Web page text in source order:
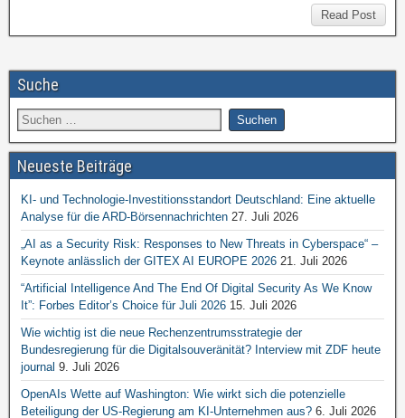
Read Post
Suche
Neueste Beiträge
KI- und Technologie-Investitionsstandort Deutschland: Eine aktuelle
Analyse für die ARD-Börsennachrichten 27. Juli 2026
„AI as a Security Risk: Responses to New Threats in Cyberspace“ –
Keynote anlässlich der GITEX AI EUROPE 2026 21. Juli 2026
“Artificial Intelligence And The End Of Digital Security As We Know
It”: Forbes Editor’s Choice für Juli 2026 15. Juli 2026
Wie wichtig ist die neue Rechenzentrumsstrategie der
Bundesregierung für die Digitalsouveränität? Interview mit ZDF heute
journal 9. Juli 2026
OpenAIs Wette auf Washington: Wie wirkt sich die potenzielle
Beteiligung der US-Regierung am KI-Unternehmen aus? 6. Juli 2026